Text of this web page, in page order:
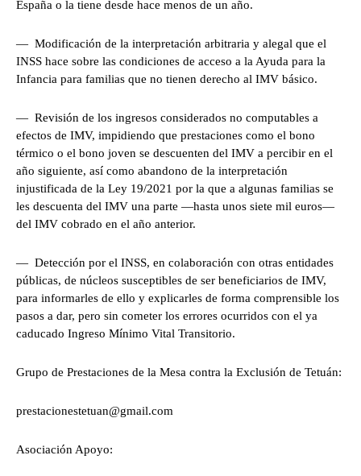
España o la tiene desde hace menos de un año.
— Modificación de la interpretación arbitraria y alegal que el
INSS hace sobre las condiciones de acceso a la Ayuda para la
Infancia para familias que no tienen derecho al IMV básico.
— Revisión de los ingresos considerados no computables a
efectos de IMV, impidiendo que prestaciones como el bono
térmico o el bono joven se descuenten del IMV a percibir en el
año siguiente, así como abandono de la interpretación
injustificada de la Ley 19/2021 por la que a algunas familias se
les descuenta del IMV una parte —hasta unos siete mil euros—
del IMV cobrado en el año anterior.
— Detección por el INSS, en colaboración con otras entidades
públicas, de núcleos susceptibles de ser beneficiarios de IMV,
para informarles de ello y explicarles de forma comprensible los
pasos a dar, pero sin cometer los errores ocurridos con el ya
caducado Ingreso Mínimo Vital Transitorio.
Grupo de Prestaciones de la Mesa contra la Exclusión de Tetuán:
prestacionestetuan@gmail.com
Asociación Apoyo: